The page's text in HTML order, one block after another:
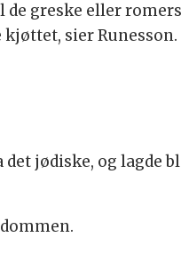
greske eller
sier Runesson.
jødiske, og lagde